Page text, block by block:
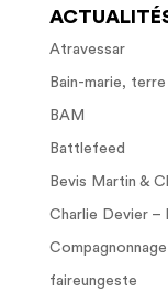
Atravessar
Bain-marie,
BAM
Battlefeed
Bevis Martin &
Charlie Devier –
Compagnonnage
faireungeste